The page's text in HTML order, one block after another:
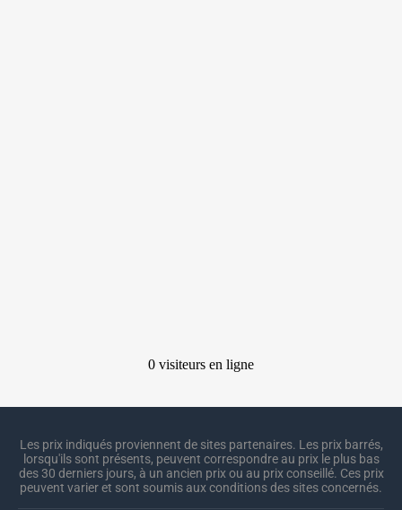
Les prix indiqués proviennent de sites partenaires. Les prix barrés,
lorsqu'ils sont présents, peuvent correspondre au prix le plus bas
des 30 derniers jours, à un ancien prix ou au prix conseillé. Ces prix
peuvent varier et sont soumis aux conditions des sites concernés.